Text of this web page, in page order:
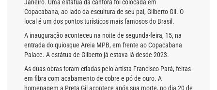
Janeiro. Uma estátua da cantora foi colocada em
Copacabana, ao lado da escultura de seu pai, Gilberto Gil. O
local é um dos pontos turísticos mais famosos do Brasil.
A inauguração aconteceu na noite de segunda-feira, 15, na
entrada do quiosque Areia MPB, em frente ao Copacabana
Palace. A estátua de Gilberto já estava lá desde 2023.
As duas obras foram criadas pelo artista Francisco Pará, feitas
em fibra com acabamento de cobre e pó de ouro. A
homenagem a Preta Gil acontece após sua morte, no dia 20 de